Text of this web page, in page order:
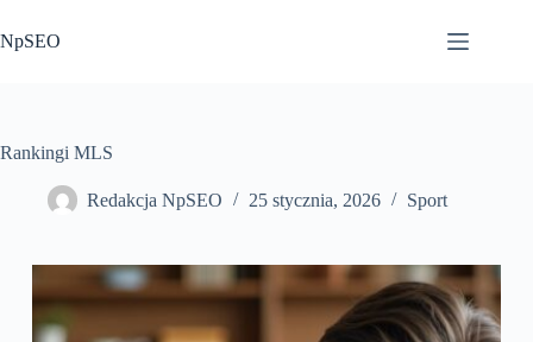
do
treści
NpSEO
Rankingi MLS
Redakcja NpSEO 25 stycznia, 2026 Sport